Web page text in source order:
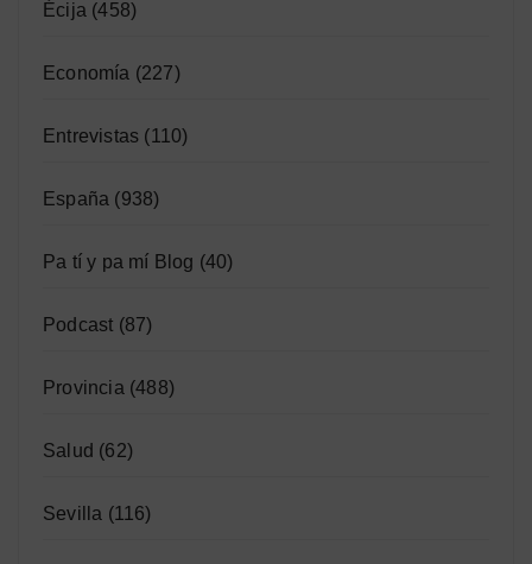
Écija (458)
Economía (227)
Entrevistas (110)
España (938)
Pa tí y pa mí Blog (40)
Podcast (87)
Provincia (488)
Salud (62)
Sevilla (116)